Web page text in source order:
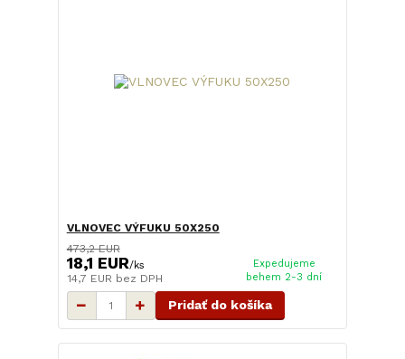
VLNOVEC VÝFUKU 50X250
473,2 EUR
18,1 EUR/ks
14,7 EUR bez DPH
Expedujeme
behem 2-3 dní
Pridať do košíka